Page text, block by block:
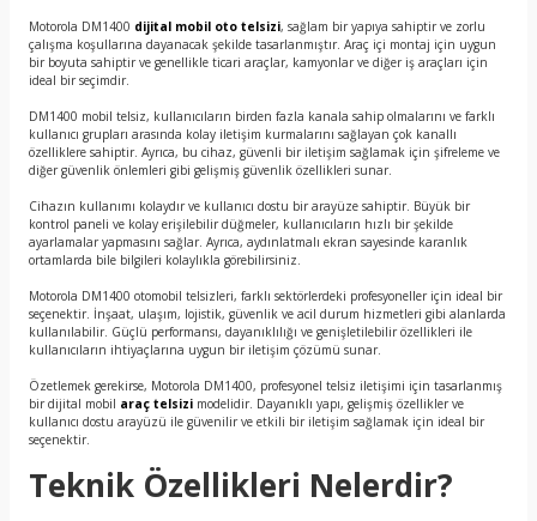
Motorola DM1400 dijital mobil oto telsizi, sağlam bir yapıya sahiptir ve zorlu
çalışma koşullarına dayanacak şekilde tasarlanmıştır. Araç içi montaj için uygun
bir boyuta sahiptir ve genellikle ticari araçlar, kamyonlar ve diğer iş araçları için
ideal bir seçimdir.
DM1400 mobil telsiz, kullanıcıların birden fazla kanala sahip olmalarını ve farklı
kullanıcı grupları arasında kolay iletişim kurmalarını sağlayan çok kanallı
özelliklere sahiptir. Ayrıca, bu cihaz, güvenli bir iletişim sağlamak için şifreleme ve
diğer güvenlik önlemleri gibi gelişmiş güvenlik özellikleri sunar.
Cihazın kullanımı kolaydır ve kullanıcı dostu bir arayüze sahiptir. Büyük bir
kontrol paneli ve kolay erişilebilir düğmeler, kullanıcıların hızlı bir şekilde
ayarlamalar yapmasını sağlar. Ayrıca, aydınlatmalı ekran sayesinde karanlık
ortamlarda bile bilgileri kolaylıkla görebilirsiniz.
Motorola DM1400 otomobil telsizleri, farklı sektörlerdeki profesyoneller için ideal bir
seçenektir. İnşaat, ulaşım, lojistik, güvenlik ve acil durum hizmetleri gibi alanlarda
kullanılabilir. Güçlü performansı, dayanıklılığı ve genişletilebilir özellikleri ile
kullanıcıların ihtiyaçlarına uygun bir iletişim çözümü sunar.
Özetlemek gerekirse, Motorola DM1400, profesyonel telsiz iletişimi için tasarlanmış
bir dijital mobil araç telsizi modelidir. Dayanıklı yapı, gelişmiş özellikler ve
kullanıcı dostu arayüzü ile güvenilir ve etkili bir iletişim sağlamak için ideal bir
seçenektir.
Teknik Özellikleri Nelerdir?